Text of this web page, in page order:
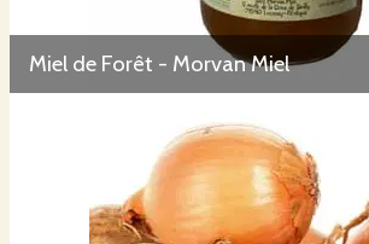
Miel de Forêt - Morvan Miel